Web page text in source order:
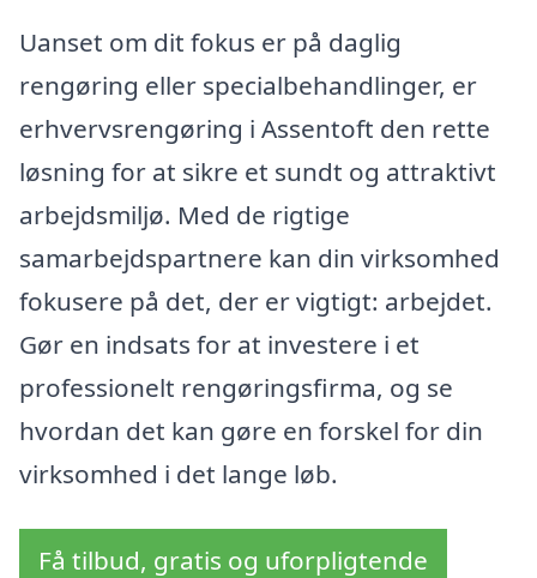
Uanset om dit fokus er på daglig
rengøring eller specialbehandlinger, er
erhvervsrengøring i Assentoft den rette
løsning for at sikre et sundt og attraktivt
arbejdsmiljø. Med de rigtige
samarbejdspartnere kan din virksomhed
fokusere på det, der er vigtigt: arbejdet.
Gør en indsats for at investere i et
professionelt rengøringsfirma, og se
hvordan det kan gøre en forskel for din
virksomhed i det lange løb.
Få tilbud, gratis og uforpligtende